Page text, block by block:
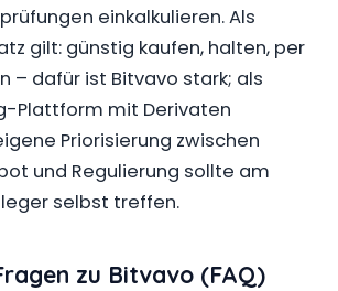
einkalkulieren. Als
gilt: günstig kaufen, halten, per
– dafür ist Bitvavo stark; als
Plattform mit Derivaten
Priorisierung zwischen
und Regulierung sollte am
selbst treffen.
zu Bitvavo (FAQ)